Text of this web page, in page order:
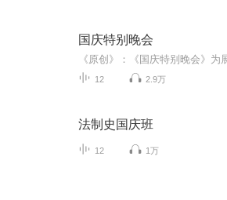
国庆特别晚会
12 2.9万
法制史国庆班
12 1万